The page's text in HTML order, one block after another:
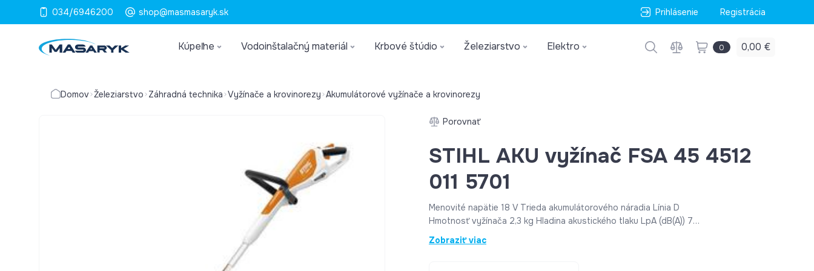
034/6946200 shop@masmasaryk.sk Prihlásenie Registrácia
Kúpeľne Vodoinštalačný materiál Krbové štúdio Železiarstvo Elektro 0 0,00 €
Domov Železiarstvo Záhradná technika Vyžínače a krovinorezy Akumulátorové vyžínače a krovinorezy
Porovnať
STIHL AKU vyžínač FSA 45 4512
011 5701
Menovité napätie 18 V Trieda akumulátorového náradia Línia D
Hmotnosť vyžínača 2,3 kg Hladina akustického tlaku LpA (dB(A)) 77
Hladina akustického výkonu LwA (dB(A)) 87 Hladina vibrácií
ľavá/pravá rukoväť 1,7 / 4,9 m/s2 Dĺžka bez žacieho nástroja 1,1 m
Zobraziť viac